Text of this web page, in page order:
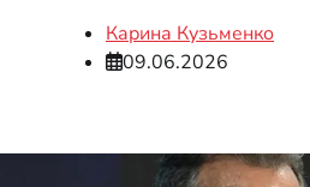
Карина Кузьменко
09.06.2026